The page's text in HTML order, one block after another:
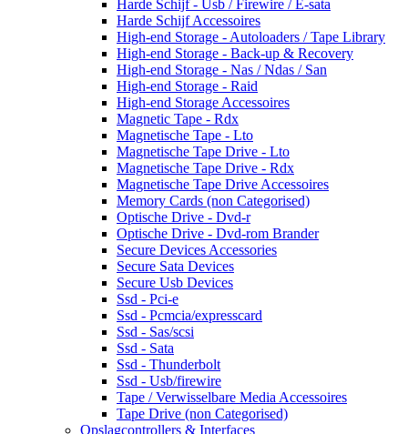
Harde Schijf - Usb / Firewire / E-sata
Harde Schijf Accessoires
High-end Storage - Autoloaders / Tape Library
High-end Storage - Back-up & Recovery
High-end Storage - Nas / Ndas / San
High-end Storage - Raid
High-end Storage Accessoires
Magnetic Tape - Rdx
Magnetische Tape - Lto
Magnetische Tape Drive - Lto
Magnetische Tape Drive - Rdx
Magnetische Tape Drive Accessoires
Memory Cards (non Categorised)
Optische Drive - Dvd-r
Optische Drive - Dvd-rom Brander
Secure Devices Accessories
Secure Sata Devices
Secure Usb Devices
Ssd - Pci-e
Ssd - Pcmcia/expresscard
Ssd - Sas/scsi
Ssd - Sata
Ssd - Thunderbolt
Ssd - Usb/firewire
Tape / Verwisselbare Media Accessoires
Tape Drive (non Categorised)
Opslagcontrollers & Interfaces